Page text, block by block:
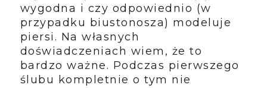
wygodna i czy odpowiednio (w
przypadku biustonosza) modeluje
piersi. Na własnych
doświadczeniach wiem, że to
bardzo ważne. Podczas pierwszego
ślubu kompletnie o tym nie